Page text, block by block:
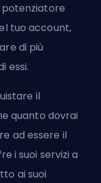
potenziatore
tuo account,
di più
essi.
il
quanto dovrai
ad essere il
i suoi servizi a
ai suoi